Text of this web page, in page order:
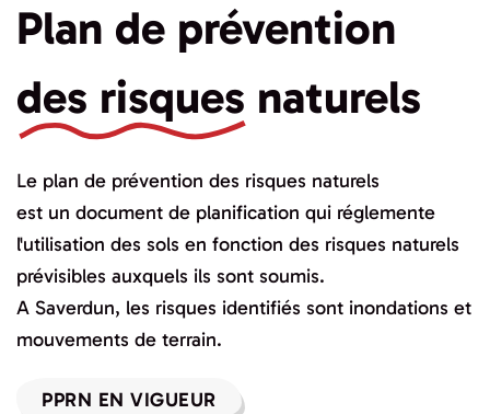
Plan de prévention
des risques naturels
Le plan de prévention des risques naturels
est un document de planification qui réglemente
l'utilisation des sols en fonction des risques naturels
prévisibles auxquels ils sont soumis.
A Saverdun, les risques identifiés sont inondations et
mouvements de terrain.
PPRN EN VIGUEUR